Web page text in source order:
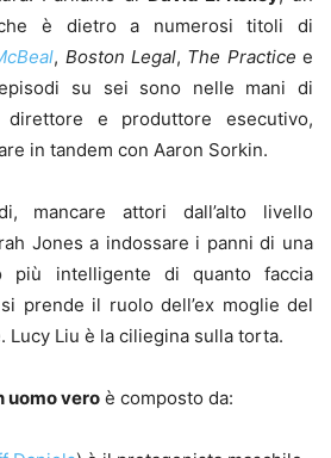
che è dietro a numerosi titoli di
, Boston Legal, The Practice e
su sei sono nelle mani di
e produttore esecutivo,
in tandem con Aaron Sorkin.
mancare attori dall’alto livello
Jones a indossare i panni di una
più intelligente di quanto faccia
prende il ruolo dell’ex moglie del
Lucy Liu è la ciliegina sulla torta.
uomo vero è composto da: